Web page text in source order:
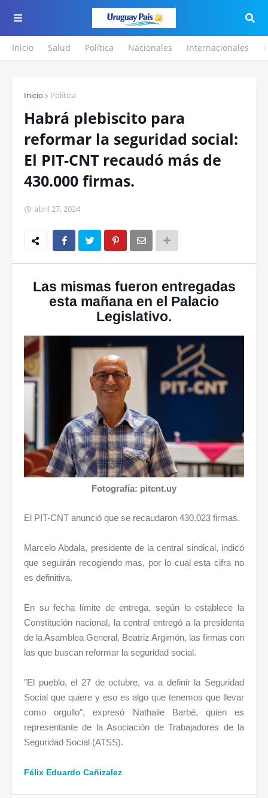
Inicio Salud Política Nacionales Internacionales
Inicio Política
Habrá plebiscito para
reformar la seguridad social:
El PIT-CNT recaudó más de
430.000 firmas.
abril 27, 2024
Las mismas fueron entregadas
esta mañana en el Palacio
Legislativo.
Fotografía: pitcnt.uy
El PIT-CNT anunció que se recaudaron 430.023 firmas.
Marcelo Abdala, presidente de la central sindical, indicó
que seguirán recogiendo mas, por lo cual esta cifra no
es definitiva.
En su fecha límite de entrega, según lo establece la
Constitución nacional, la central entregó a la presidenta
de la Asamblea General, Beatriz Argimón, las firmas con
las que buscan reformar la seguridad social.
"El pueblo, el 27 de octubre, va a definir la Seguridad
Social que quiere y eso es algo que tenemos que llevar
como orgullo", expresó Nathalie Barbé, quien es
representante de la Asociación de Trabajadores de la
Seguridad Social (ATSS).
Félix Eduardo Cañizalez